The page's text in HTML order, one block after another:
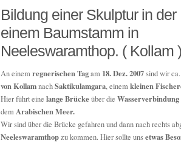
Bildung einer Skulptur in der
einem Baumstamm in
Neeleswaramthop. ( Kollam )
An einemregnerischen Tagam 18. Dez. 2007sind wir
von KollamnachSaktikulamgara, einemkleinen
Hier führt eine lange Brückeüber die
demArabischen Meer.
Wir sind über die Brücke gefahren und dann nach rechts
Neeleswaramthopzu kommen. Hier sollte unsetwas